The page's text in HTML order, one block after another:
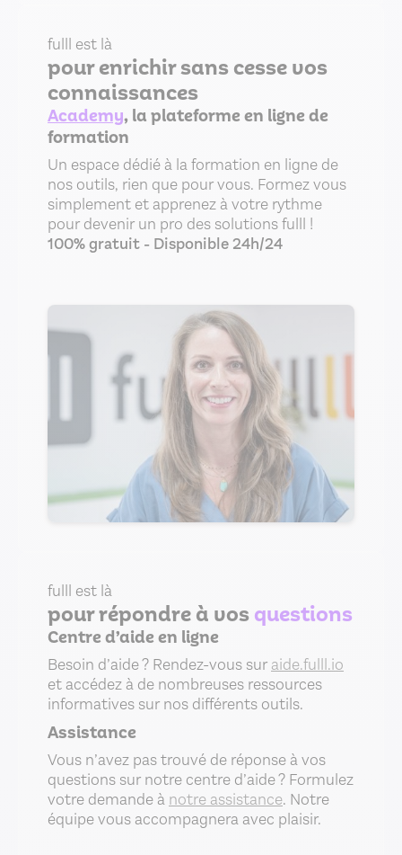
fulll est là
pour enrichir sans cesse vos
connaissances
Academy, la plateforme en ligne de
formation
Un espace dédié à la formation en ligne de
nos outils, rien que pour vous. Formez vous
simplement et apprenez à votre rythme
pour devenir un pro des solutions fulll !
100% gratuit - Disponible 24h/24
fulll est là
pour répondre à vosquestions
Centre d’aide en ligne
Besoin d’aide ? Rendez-vous sur aide.fulll.io
et accédez à de nombreuses ressources
informatives sur nos différents outils.
Assistance
Vous n’avez pas trouvé de réponse à vos
questions sur notre centre d’aide ? Formulez
votre demande à notre assistance. Notre
équipe vous accompagnera avec plaisir.